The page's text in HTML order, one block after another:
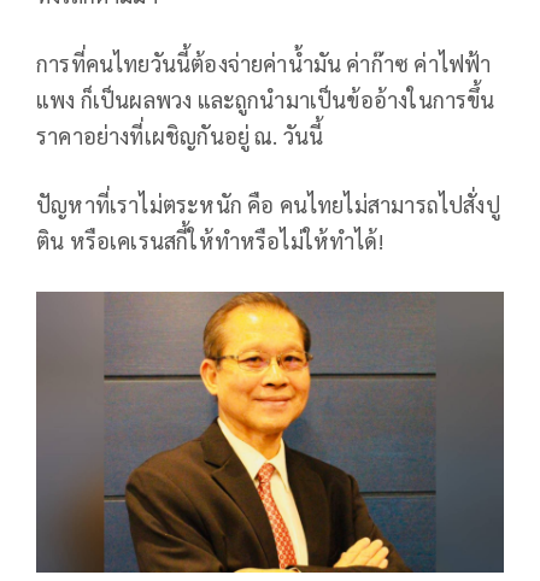
การที่คนไทยวันนี้ต้องจ่ายค่าน้ำมัน ค่าก๊าซ ค่าไฟฟ้า
แพง ก็เป็นผลพวง และถูกนำมาเป็นข้ออ้างในการขึ้น
ราคาอย่างที่เผชิญกันอยู่ ณ. วันนี้
ปัญหาที่เราไม่ตระหนัก คือ คนไทยไม่สามารถไปสั่งปู
ติน หรือเคเรนสกี้ให้ทำหรือไม่ให้ทำได้!